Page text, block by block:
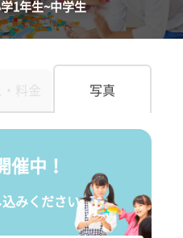
1年生~中学生
・料金 写真
催中！
みください。